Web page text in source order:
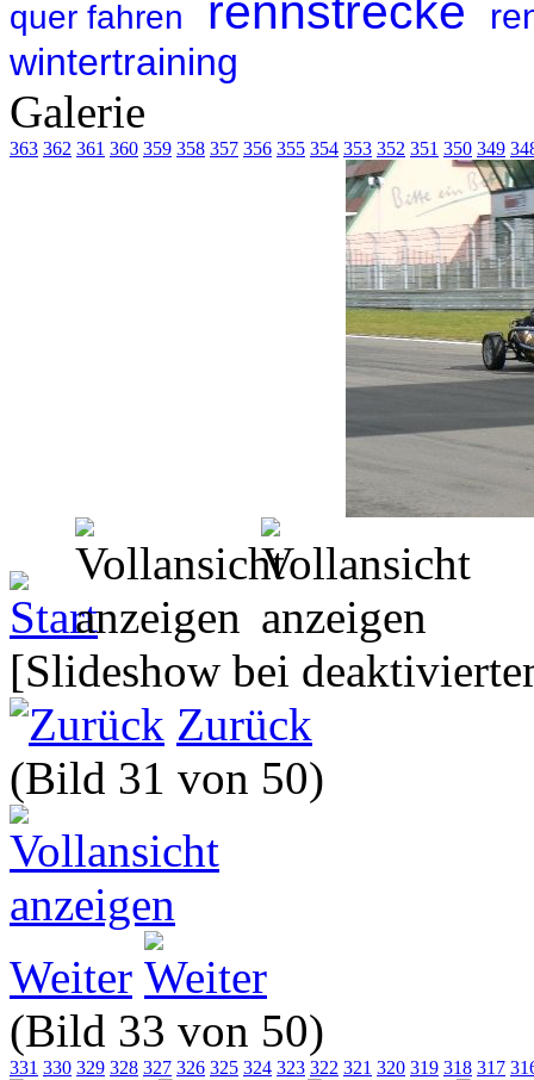
quer fahren rennstrecke
wintertraining
Galerie
363 362 361 360 359 358 357 356 355 354 353 352 351 350 349
[Slideshow bei
Zurück
(Bild 31 von 50)
Weiter
(Bild 33 von 50)
331 330 329 328 327 326 325 324 323 322 321 320 319 318 317